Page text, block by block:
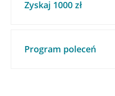
Zyskaj 1000 zł
Program poleceń